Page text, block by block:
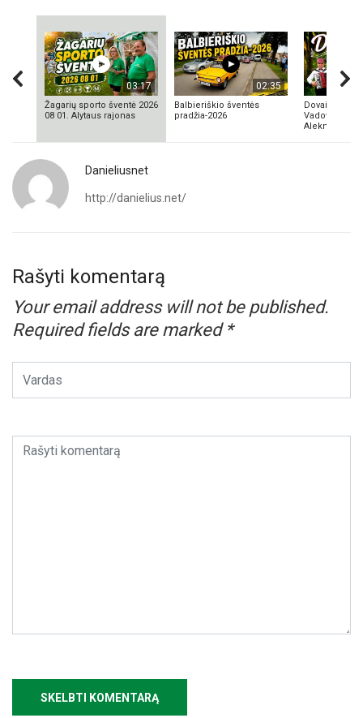
03:17
Žagarių sporto šventė 2026
08 01. Alytaus rajonas
02:35
Balbieriškio šventės
pradžia-2026
Dovainonių
Vadovas
Aleknavičius
Danieliusnet
http://danielius.net/
Rašyti komentarą
Your email address will not be published.
Required fields are marked *